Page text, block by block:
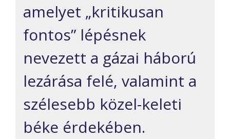
amelyet „kritikusan
fontos” lépésnek
nevezett a gázai háború
lezárása felé, valamint a
szélesebb közel-keleti
béke érdekében.